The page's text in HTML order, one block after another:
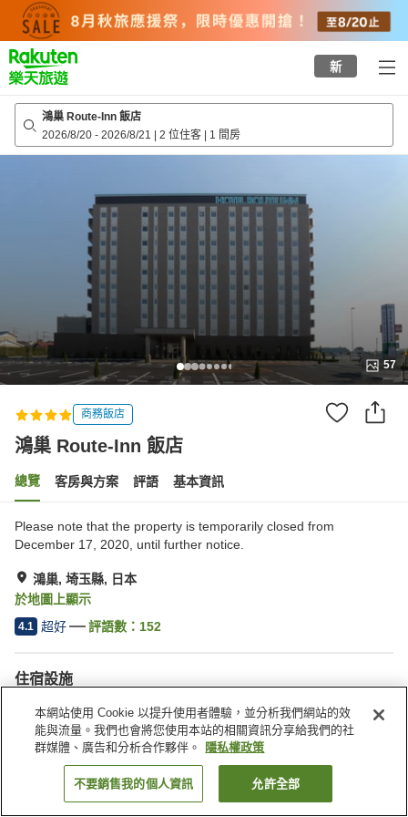
top
page
新
鴻巢 Route-Inn 飯店
2026/8/20 - 2026/8/21 | 2 位住客 | 1 間房
57
商務飯店
鴻巢 Route-Inn 飯店
總覽 客房與方案 評語 基本資訊
Please note that the property is temporarily closed from
December 17, 2020, until further notice.
鴻巢, 埼玉縣, 日本
於地圖上顯示
4.1 超好 評語數： 152
住宿設施
停車場
Spa／美容沙龍
餐廳
自動販賣機
找客房
本網站使用 Cookie 以提升使用者體驗，並分析我們網站的效
能與流量。我們也會將您使用本站的相關資訊分享給我們的社
群媒體、廣告和分析合作夥伴。
隱私權政策
不要銷售我的個人資訊 允許全部